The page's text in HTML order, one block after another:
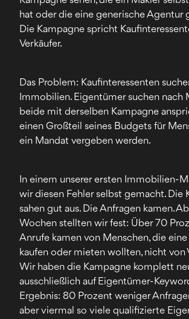
hat oder die eine generische Agentur
Die Kampagne spricht
Verkäufer.
Das Problem: Kaufinteressenten
Immobilien. Eigentümer suchen nach
beide mit derselben Kampagne
einen Großteil seines Budgets für
ein Mandat vergeben werden.
In einem unserer ersten Immobilien-
wir diesen Fehler selbst gemacht. Die
sahen gut aus. Die Anfragen kamen.
Wochen stellten wir fest: Über 70
Anrufe kamen von Menschen, die
kaufen oder mieten wollten, nicht von
Wir haben die Kampagne komplett
ausschließlich auf Eigentümer-
Ergebnis: 80 Prozent weniger
aber viermal so viele qualifizierte